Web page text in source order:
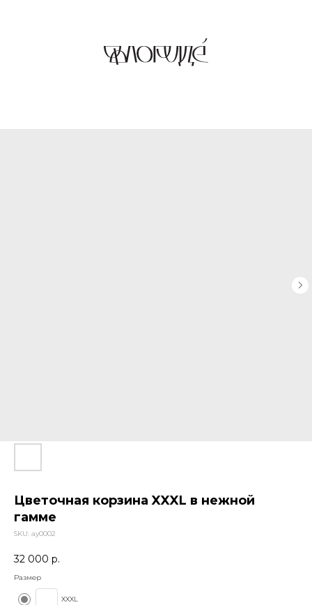
Цветочная корзина XXXL в нежной
гамме
SKU: ay0002
32 000 р.
Размер
ХХХL